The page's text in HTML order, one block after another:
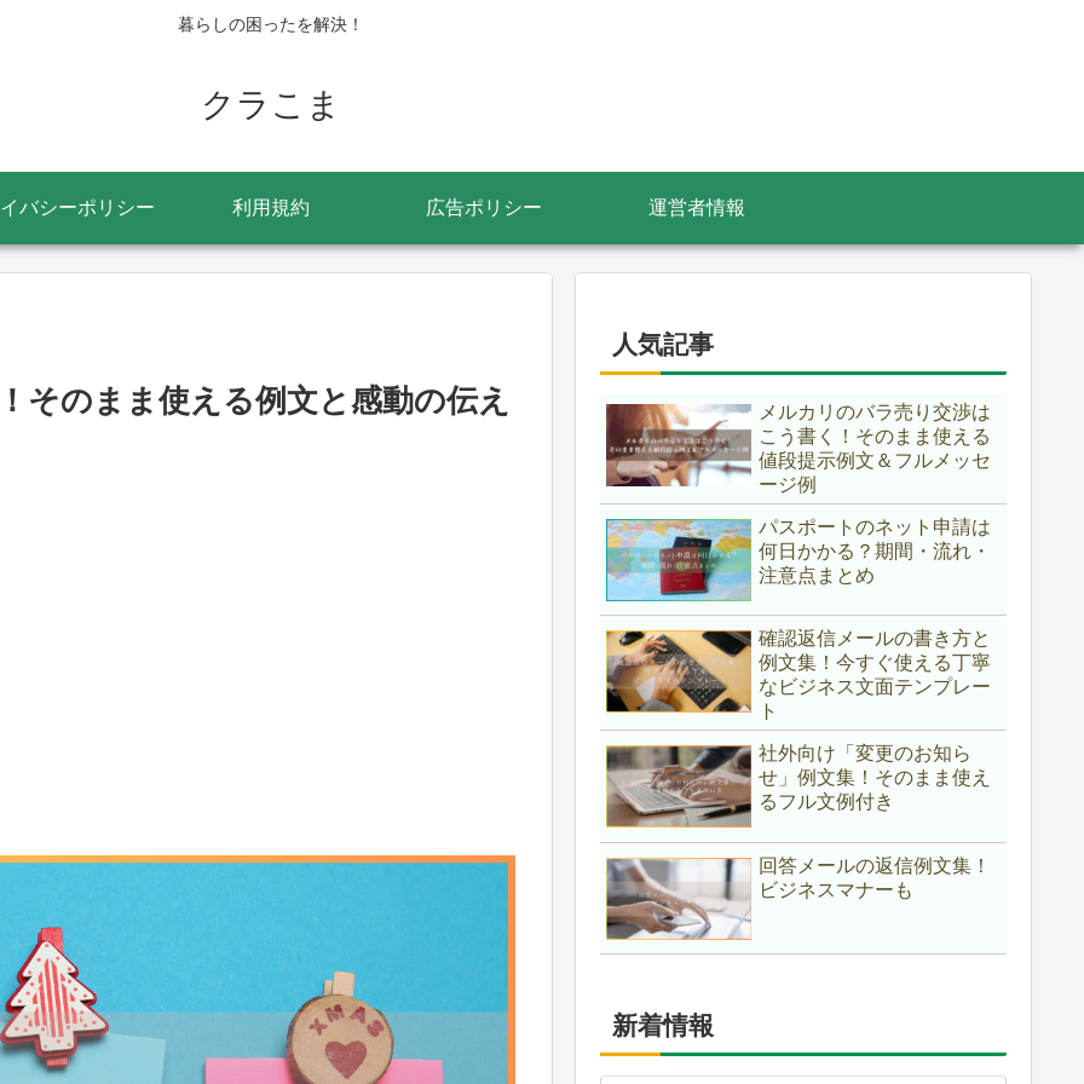
暮らしの困ったを解決！
クラこま
バシーポリシー 利用規約 広告ポリシー 運営者情報
そのまま使える例文と感動の伝え
人気記事
メルカリのバラ売り交渉は
こう書く！そのまま使える
値段提示例文＆フルメッセ
ージ例
パスポートのネット申請は
何日かかる？期間・流れ・
注意点まとめ
確認返信メールの書き方と
例文集！今すぐ使える丁寧
なビジネス文面テンプレー
ト
社外向け「変更のお知ら
せ」例文集！そのまま使え
るフル文例付き
回答メールの返信例文集！
ビジネスマナーも
新着情報